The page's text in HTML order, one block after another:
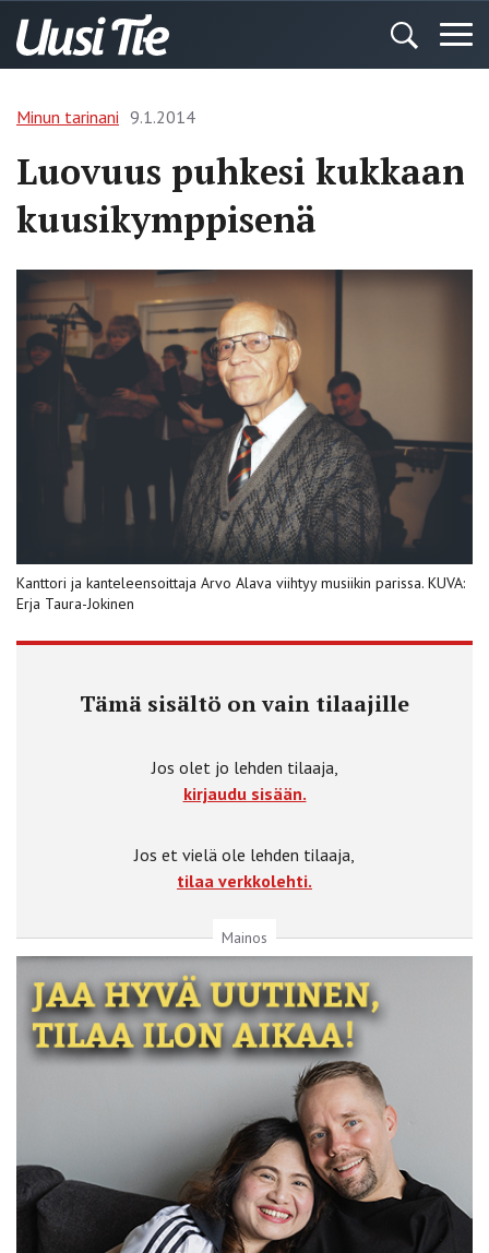
Minun tarinani 9.1.2014
Luovuus puhkesi kukkaan
kuusikymppisenä
Kanttori ja kanteleensoittaja Arvo Alava viihtyy musiikin parissa. KUVA:
Erja Taura-Jokinen
Tämä sisältö on vain tilaajille
Jos olet jo lehden tilaaja,
kirjaudu sisään.
Jos et vielä ole lehden tilaaja,
tilaa verkkolehti.
Mainos